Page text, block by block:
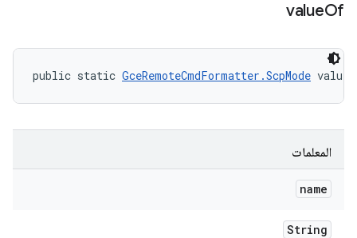
valueOf
public static GceRemoteCmdFormatter.ScpMode
المعلمات
name
String